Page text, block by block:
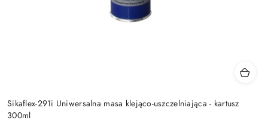
Sikaflex-291i Uniwersalna masa klejąco-uszczelniająca - kartusz
300ml